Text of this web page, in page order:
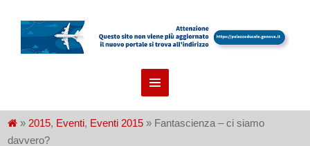
» 2015, Eventi, Eventi 2015 » Fantascienza – ci siamo
davvero?